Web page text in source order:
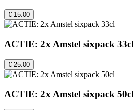
€ 15.00
ACTIE: 2x Amstel sixpack 33cl
€ 25.00
ACTIE: 2x Amstel sixpack 50cl